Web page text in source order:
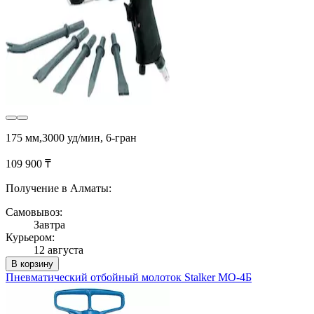
175 мм,3000 уд/мин, 6-гран
109 900 ₸
Получение в Алматы:
Самовывоз:
Завтра
Курьером:
12 августа
В корзину
Пневматический отбойный молоток Stalker МО-4Б